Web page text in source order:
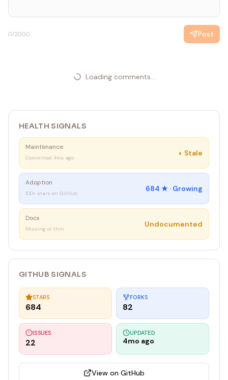
• pnpm knip（未使用コード検出）
• コミット: 変更内容を確認し、適切なコミットメッセージで
• コンフリクト確認: git fetch origin して、developとのマー
ジ可能性を確認する（bash -c 'git merge-tree $(git
• プッシュ: リモートにプッシュする（git push -u origin
<branch-name>）
• PR作成: gh pr create でPRを作成する。--base オプション
は付けない（デフォルトのベースブランチを使用）。
• 完了報告: 作成したPRのURLを報告する。
0/2000 Post
Loading comments...
HEALTH SIGNALS
Maintenance
Committed 4mo ago
◐ Stale
Adoption
100+ stars on GitHub
684 ★ · Growing
Docs
Missing or thin
Undocumented
GITHUB SIGNALS
STARS
684
FORKS
82
ISSUES
22
UPDATED
4mo ago
View on GitHub